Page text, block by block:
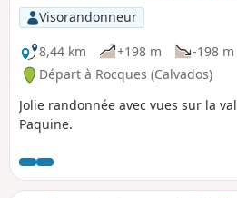
Visorandonneur
8,44 km
+198 m -198 m
Départ à Rocques (Calvados)
Jolie randonnée avec vues sur la
Paquine.